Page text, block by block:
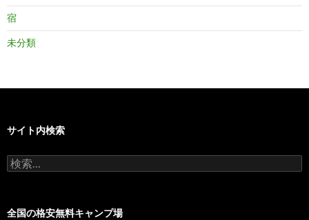
宿
未分類
サイト内検索
検
索
全国の格安無料キャンプ場